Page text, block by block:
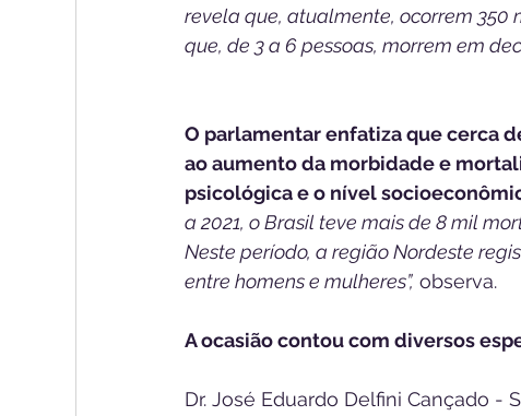
revela que, atualmente, ocorrem 350
que, de 3 a 6 pessoas, morrem em
O parlamentar enfatiza que cerca
ao aumento da morbidade e
psicológica e o nível
a 2021, o Brasil teve mais de 8 mil
Neste período, a região Nordeste
entre homens e mulheres”, observa.
A ocasião contou com diversos
Dr. José Eduardo Delfini Cançado -